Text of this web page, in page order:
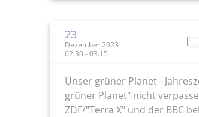
23
Dezember 2023
02:30 - 03:15
Unser grüner Planet -
grüner Planet" nicht
ZDF/"Terra X" und der BBC